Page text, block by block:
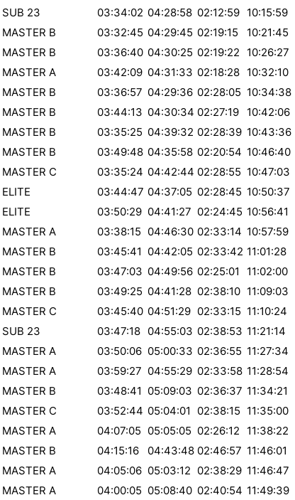
SUB 23 03:34:02 04:28:58 02:12:59 10:15:59
MASTER B 03:32:45 04:29:45 02:19:15
10:21:45
MASTER B 03:36:40 04:30:25 02:19:22
10:26:27
MASTER A 03:42:09 04:31:33 02:18:28 10:32:10
MASTER B 03:36:57 04:29:36 02:28:05 10:34:38
MASTER B 03:44:13 04:30:34 02:27:19
10:42:06
MASTER B 03:35:25 04:39:32 02:28:39 10:43:36
MASTER B 03:49:48 04:35:58 02:20:54 10:46:40
MASTER C 03:35:24 04:42:44 02:28:55 10:47:03
ELITE 03:44:47 04:37:05 02:28:45 10:50:37
ELITE 03:50:29 04:41:27 02:24:45 10:56:41
MASTER A 03:38:15 04:46:30 02:33:14 10:57:59
MASTER B 03:45:41 04:42:05 02:33:42 11:01:28
MASTER B 03:47:03 04:49:56 02:25:01
11:02:00
MASTER B 03:49:25 04:41:28 02:38:10 11:09:03
MASTER C 03:45:40 04:51:29 02:33:15 11:10:24
SUB 23 03:47:18 04:55:03 02:38:53 11:21:14
MASTER A 03:50:06 05:00:33 02:36:55 11:27:34
MASTER A 03:59:27 04:55:29 02:33:58 11:28:54
MASTER B 03:48:41 05:09:03 02:36:37 11:34:21
MASTER C 03:52:44 05:04:01 02:38:15 11:35:00
MASTER A 04:07:05 05:05:05 02:26:12
11:38:22
MASTER B 04:15:16 04:43:48 02:46:57 11:46:01
MASTER A 04:05:06 05:03:12 02:38:29 11:46:47
MASTER A 04:00:05 05:08:40 02:40:54 11:49:39